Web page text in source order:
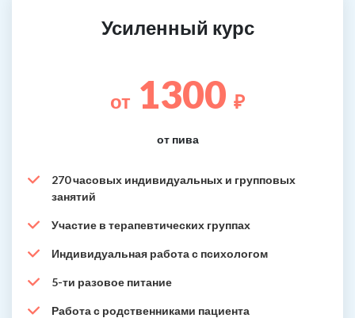
Усиленный курс
от 1300 ₽
от пива
270 часовых индивидуальных и групповых
занятий
Участие в терапевтических группах
Индивидуальная работа с психологом
5-ти разовое питание
Работа с родственниками пациента